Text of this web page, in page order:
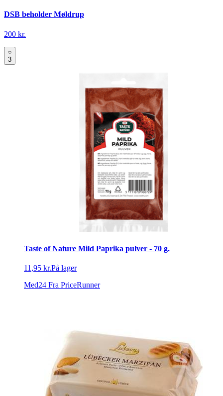
DSB beholder Møldrup
200 kr.
3
Taste of Nature Mild Paprika pulver - 70 g.
11,95 kr.På lager
Med24 Fra PriceRunner